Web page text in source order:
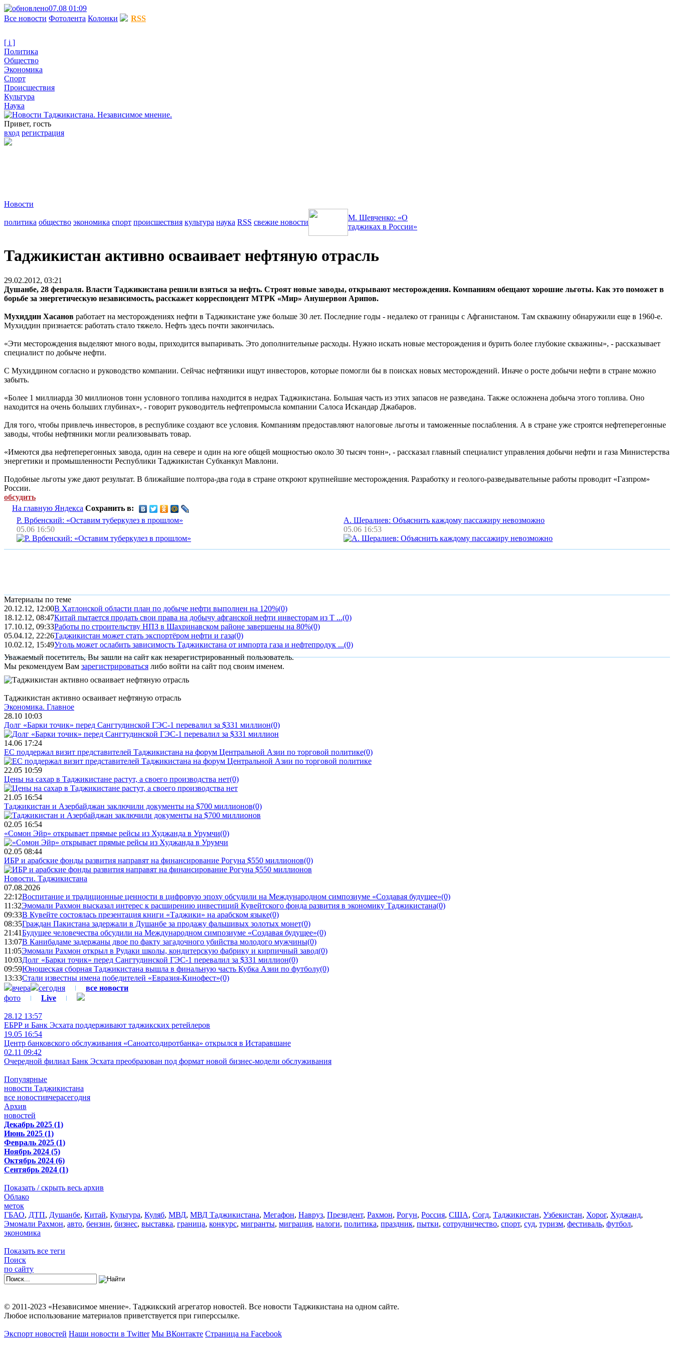
07.08 01:09
Все новости Фотолента Колонки RSS
[ i ]
Политика
Общество
Экономика
Спорт
Происшествия
Культура
Наука
Привет, гость
вход регистрация
Новости
политика общество экономика спорт происшествия культура наука RSS свежие новости
М. Шевченко: «О
таджиках в России»
Таджикистан активно осваивает нефтяную отрасль
29.02.2012, 03:21
Душанбе, 28 февраля. Власти Таджикистана решили взяться за нефть. Строят новые заводы, открывают месторождения. Компаниям обещают хорошие льготы. Как это поможет в
борьбе за энергетическую независимость, расскажет корреспондент МТРК «Мир» Анушервон Арипов.
Мухиддин Хасанов работает на месторождениях нефти в Таджикистане уже больше 30 лет. Последние годы - недалеко от границы с Афганистаном. Там скважину обнаружили еще в 1960-е.
Мухиддин признается: работать стало тяжело. Нефть здесь почти закончилась.
«Эти месторождения выделяют много воды, приходится выпаривать. Это дополнительные расходы. Нужно искать новые месторождения и бурить более глубокие скважины», - рассказывает
специалист по добыче нефти.
С Мухиддином согласно и руководство компании. Сейчас нефтяники ищут инвесторов, которые помогли бы в поисках новых месторождений. Иначе о росте добычи нефти в стране можно
забыть.
«Более 1 миллиарда 30 миллионов тонн условного топлива находится в недрах Таджикистана. Большая часть из этих запасов не разведана. Также осложнена добыча этого топлива. Оно
находится на очень больших глубинах», - говорит руководитель нефтепромысла компании Салоса Искандар Джабаров.
Для того, чтобы привлечь инвесторов, в республике создают все условия. Компаниям предоставляют налоговые льготы и таможенные послабления. А в стране уже строятся нефтеперегонные
заводы, чтобы нефтяники могли реализовывать товар.
«Имеются два нефтеперегонных завода, один на севере и один на юге общей мощностью около 30 тысяч тонн», - рассказал главный специалист управления добычи нефти и газа Министерства
энергетики и промышленности Республики Таджикистан Субханкул Мавлони.
Подобные льготы уже дают результат. В ближайшие полтора-два года в стране откроют крупнейшие месторождения. Разработку и геолого-разведывательные работы проводит «Газпром»
России.
обсудить
На главную Яндекса Сохранить в:
Р. Врбенский: «Оставим туберкулез в прошлом»
05.06 16:50
А. Шералиев: Объяснить каждому пассажиру невозможно
05.06 16:53
Материалы по теме
20.12.12, 12:00В Хатлонской области план по добыче нефти выполнен на 120%(0)
18.12.12, 08:47Китай пытается продать свои права на добычу афганской нефти инвесторам из Т ...(0)
17.10.12, 09:33Работы по строительству НПЗ в Шахринавском районе завершены на 80%(0)
05.04.12, 22:26Таджикистан может стать экспортёром нефти и газа(0)
10.02.12, 15:49Уголь может ослабить зависимость Таджикистана от импорта газа и нефтепродук ...(0)
Уважаемый посетитель, Вы зашли на сайт как незарегистрированный пользователь.
Мы рекомендуем Вам зарегистрироваться либо войти на сайт под своим именем.
Таджикистан активно осваивает нефтяную отрасль
Экономика. Главное
28.10 10:03
Долг «Барки точик» перед Сангтудинской ГЭС-1 перевалил за $331 миллион(0)
14.06 17:24
ЕС поддержал визит представителей Таджикистана на форум Центральной Азии по торговой политике(0)
22.05 10:59
Цены на сахар в Таджикистане растут, а своего производства нет(0)
21.05 16:54
Таджикистан и Азербайджан заключили документы на $700 миллионов(0)
02.05 16:54
«Сомон Эйр» открывает прямые рейсы из Худжанда в Урумчи(0)
02.05 08:44
ИБР и арабские фонды развития направят на финансирование Рогуна $550 миллионов(0)
Новости. Таджикистана
07.08.2026
22:12Воспитание и традиционные ценности в цифровую эпоху обсудили на Международном симпозиуме «Создавая будущее»(0)
11:32Эмомали Рахмон высказал интерес к расширению инвестиций Кувейтского фонда развития в экономику Таджикистана(0)
09:33В Кувейте состоялась презентация книги «Таджики» на арабском языке(0)
08:35Граждан Пакистана задержали в Душанбе за продажу фальшивых золотых монет(0)
21:41Будущее человечества обсудили на Международном симпозиуме «Создавая будущее»(0)
13:07В Канибадаме задержаны двое по факту загадочного убийства молодого мужчины(0)
11:05Эмомали Рахмон открыл в Рудаки школы, кондитерскую фабрику и кирпичный завод(0)
10:03Долг «Барки точик» перед Сангтудинской ГЭС-1 перевалил за $331 миллион(0)
09:59Юношеская сборная Таджикистана вышла в финальную часть Кубка Азии по футболу(0)
13:33Стали известны имена победителей «Евразия-Кинофест»(0)
вчера
сегодня
все новости
фото
Live
28.12 13:57
ЕБРР и Банк Эсхата поддерживают таджикских ретейлеров
19.05 16:54
Центр банковского обслуживания «Саноатсодиротбанка» открылся в Истаравшане
02.11 09:42
Очередной филиал Банк Эсхата преобразован под формат новой бизнес-модели обслуживания
Популярные
новости Таджикистана
все новостивчерасегодня
Архив
новостей
Декабрь 2025 (1)
Июнь 2025 (1)
Февраль 2025 (1)
Ноябрь 2024 (5)
Октябрь 2024 (6)
Сентябрь 2024 (1)
Показать / скрыть весь архив
Облако
меток
ГБАО, ДТП, Душанбе, Китай, Культура, Куляб, МВД, МВД Таджикистана, Мегафон, Навруз, Президент, Рахмон, Рогун, Россия, США, Согд, Таджикистан, Узбекистан, Хорог, Худжанд,
Эмомали Рахмон, авто, бензин, бизнес, выставка, граница, конкурс, мигранты, миграция, налоги, политика, праздник, пытки, сотрудничество, спорт, суд, туризм, фестиваль, футбол,
экономика
Показать все теги
Поиск
по сайту
© 2011-2023 «Независимое мнение». Таджикский агрегатор новостей. Все новости Таджикистана на одном сайте.
Любое использование материалов приветствуется при гиперссылке.
Экспорт новостей Наши новости в Twitter Мы ВКонтакте Страница на Facebook